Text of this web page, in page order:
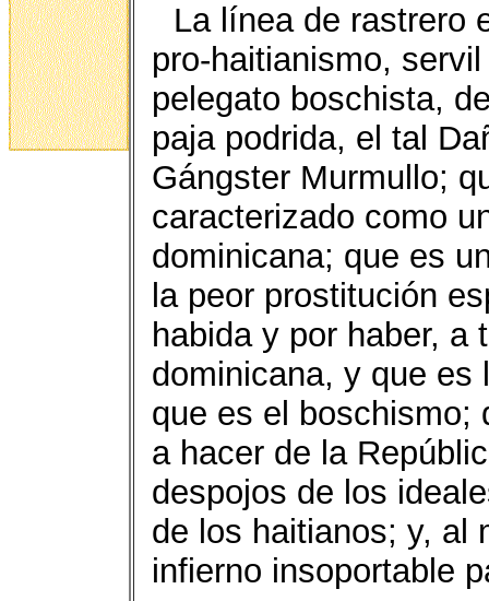
La línea de rastrero
pro-haitianismo,
pelegato boschista,
paja podrida, el tal
Gángster Murmullo;
caracterizado como
dominicana; que es
la peor prostitución
habida y por haber, a
dominicana, y que es
que es el boschismo;
a hacer de la
despojos de los
de los haitianos; y, al
infierno insoportable